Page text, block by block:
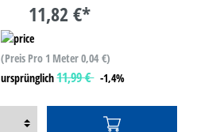
11,82 €*
(Preis Pro 1 Meter 0,04 €)
ursprünglich11,99 € -1,4%